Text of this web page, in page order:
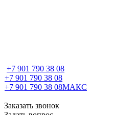
+7 901 790 38 08
+7 901 790 38 08
+7 901 790 38 08МАКС
Заказать звонок